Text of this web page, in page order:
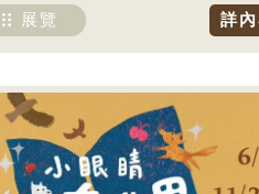
詳
展覽